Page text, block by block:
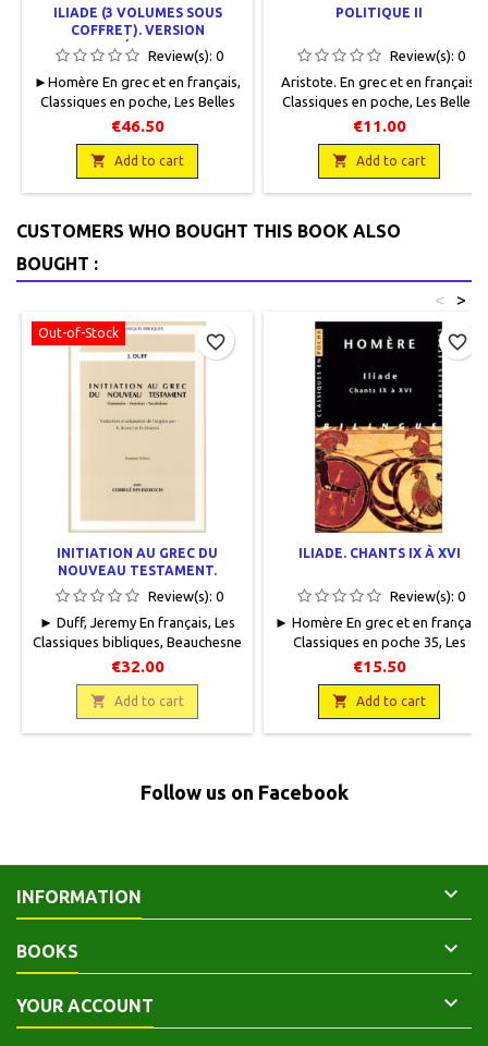
ILIADE (3 VOLUMES SOUS
COFFRET). VERSION
INTÉGRALE
Review(s): 0
►Homère En grec et en français,
Classiques en poche, Les Belles
Lettres, 2012, 11 x 18, 440 pages,
broché. Neuf. Sous coffret.
9782251800226De nouveau
disponible
€46.50
 Add to cart
POLITIQUE II
Review(s): 0
Aristote. En grec et en français,
Classiques en poche, Les Belles
Lettres, 1998, 11 x 18, XXX + 128
pages, broché. Neuf,
9782251799292.
€11.00
 Add to cart
CUSTOMERS WHO BOUGHT THIS BOOK ALSO
BOUGHT :
>
<
Out-of-Stock
INITIATION AU GREC DU
NOUVEAU TESTAMENT.
GRAMMAIRE - EXERCICES -
VOCABULAIRE
Review(s): 0
► Duff, Jeremy En français, Les
Classiques bibliques, Beauchesne
Editeur, 2010, 16 x 24, 291 pages,
broché.
Neuf.9782701015743Epuisé.
€32.00
 Add to cart
favorite_border
ILIADE. CHANTS IX À XVI
Review(s): 0
► Homère En grec et en français,
Classiques en poche 35, Les
Belles Lettres, 2002, 11 x 18, 412
pages, broché.
Neuf.9782251799346
€15.50
 Add to cart
favorite_border
Follow us on Facebook
INFORMATION 
BOOKS 
YOUR ACCOUNT 